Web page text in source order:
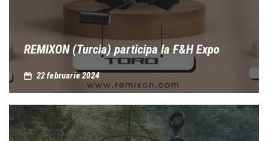
REMIXON (Turcia) participa la F&H Expo
22 februarie 2024